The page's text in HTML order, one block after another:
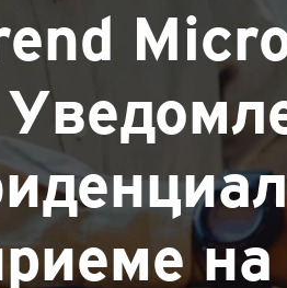
на